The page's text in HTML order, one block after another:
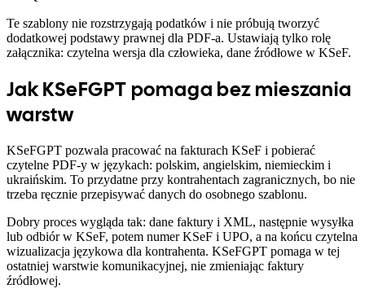
Te szablony nie rozstrzygają podatków i nie próbują tworzyć
dodatkowej podstawy prawnej dla PDF-a. Ustawiają tylko rolę
załącznika: czytelna wersja dla człowieka, dane źródłowe w KSeF.
Jak KSeFGPT pomaga bez mieszania
warstw
KSeFGPT pozwala pracować na fakturach KSeF i pobierać
czytelne PDF-y w językach: polskim, angielskim, niemieckim i
ukraińskim. To przydatne przy kontrahentach zagranicznych, bo nie
trzeba ręcznie przepisywać danych do osobnego szablonu.
Dobry proces wygląda tak: dane faktury i XML, następnie wysyłka
lub odbiór w KSeF, potem numer KSeF i UPO, a na końcu czytelna
wizualizacja językowa dla kontrahenta. KSeFGPT pomaga w tej
ostatniej warstwie komunikacyjnej, nie zmieniając faktury
źródłowej.